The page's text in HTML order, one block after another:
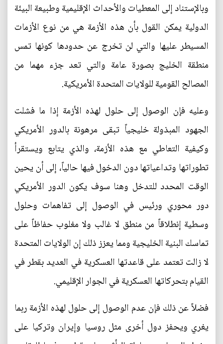
وبالإستناد إلى المعطيات والأحداث الإقليمية وطبيعة البيئة
الدولية يمكن القول بأن هذه الأزمة هي من نوع الأزمات
المسيطر عليها والتي لن تخرج عن حدودها كونها تمس
منطقة الخليج بصورة عامة والتي تعد جزء مهما من
المصالح القومية للولايات المتحدة الأمريكية.
وعليه فإن الوصول إلى حلول لهذه الأزمة إذا ما فشلت
الجهود المبذولة خليجياً تبقى مرهونة بالدور الأمريكي
وكيفية التعاطي مع هذه الأزمة، والذي يتابع ويستقرأ
تطوراتها وتداعياتها دون الدخول فيها حالياً، إلى أن يحين
الوقت المحدد للتدخل وهنا سوف يكون الدور الأمريكي
دور محوري ورئيس في الوصول إلى تفاهمات وحلول
وسطية إنطلاقاً من منطق لا غالب ولا مغلوب حفاظاً على
تماسك البنية الخليجية ومما يعزز ذلك إن الولايات المتحدة
لا زالت تعتمد على قاعدتها العسكرية في العديد بقطر في
القيام بتحركاتها العسكرية في الجوار الإقليمي.
فضلاً عن ذلك فإن عدم الوصول إلى حلول لهذه الأزمة ربما
يغري ويحفز دول أخرى مثل روسيا وإيران وتركيا على